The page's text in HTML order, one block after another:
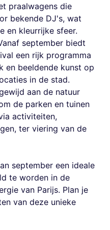
praalwagens die
bekende DJ's, wat
en kleurrijke sfeer.
september biedt
een rijk programma
en beeldende kunst op
in de stad.
aan de natuur
de parken en tuinen
activiteiten,
ter viering van de
september een ideale
te worden in de
van Parijs. Plan je
van deze unieke